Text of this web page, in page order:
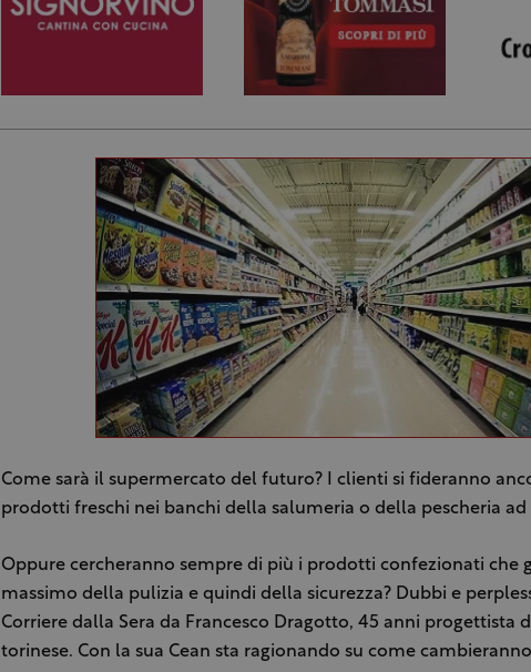
Come sarà il supermercato del futuro? I clienti si fideranno
prodotti freschi nei banchi della salumeria o della pescheria ad
Oppure cercheranno sempre di più i prodotti confezionati che
massimo della pulizia e quindi della sicurezza? Dubbi e
Corriere dalla Sera da Francesco Dragotto, 45 anni progettista
torinese. Con la sua Cean sta ragionando su come